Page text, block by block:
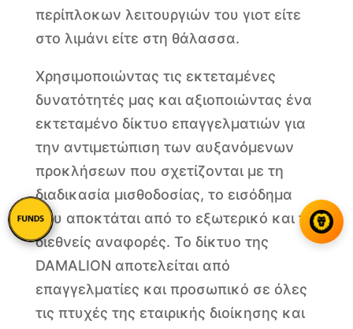
περίπλοκων λειτουργιών του γιοτ είτε
στο λιμάνι είτε στη θάλασσα.
Χρησιμοποιώντας τις εκτεταμένες
δυνατότητές μας και αξιοποιώντας ένα
εκτεταμένο δίκτυο επαγγελματιών για
την αντιμετώπιση των αυξανόμενων
προκλήσεων που σχετίζονται με τη
διαδικασία μισθοδοσίας, το εισόδημα
που αποκτάται από το εξωτερικό και τις
διεθνείς αναφορές. Το δίκτυο της
DAMALION αποτελείται από
επαγγελματίες και προσωπικό σε όλες
τις πτυχές της εταιρικής διοίκησης και